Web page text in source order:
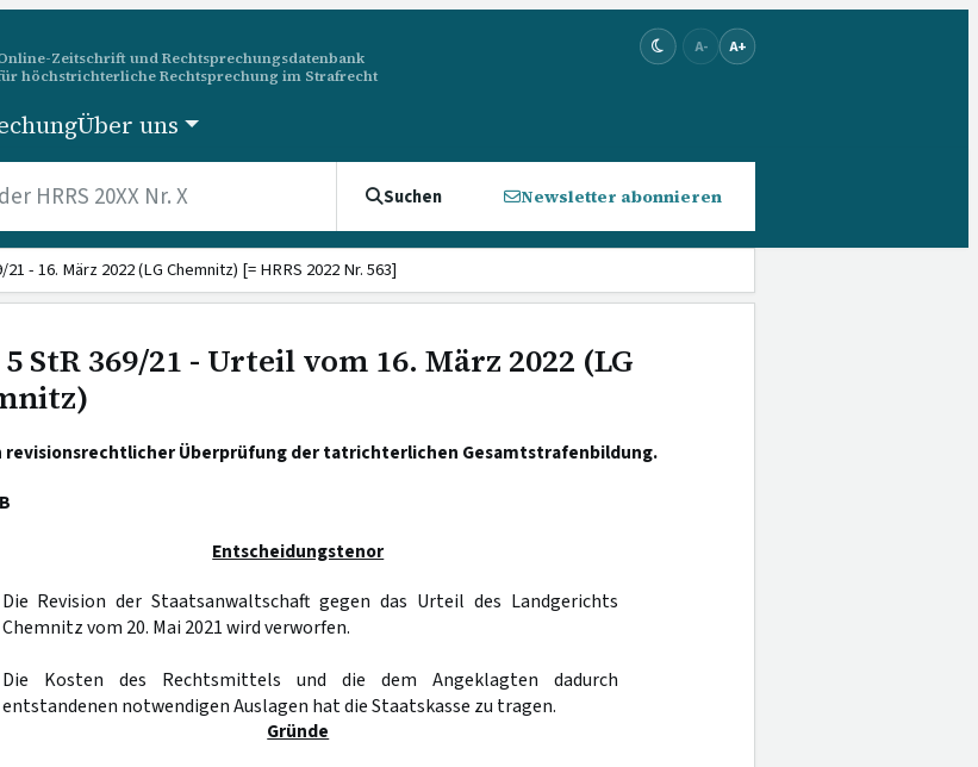
Zeitschrift und Rechtsprechungsdatenbank
höchstrichterliche Rechtsprechung im Strafrecht
A- A+
Über uns
Suchen Newsletter abonnieren
21 - 16. März 2022 (LG Chemnitz) [= HRRS 2022 Nr. 563]
StR 369/21 - Urteil vom 16. März 2022 (LG
revisionsrechtlicher Überprüfung der tatrichterlichen Gesamtstrafenbildung.
Entscheidungstenor
Die Revision der Staatsanwaltschaft gegen das Urteil des Landgerichts
Chemnitz vom 20. Mai 2021 wird verworfen.
Die Kosten des Rechtsmittels und die dem Angeklagten dadurch
entstandenen notwendigen Auslagen hat die Staatskasse zu tragen.
Gründe